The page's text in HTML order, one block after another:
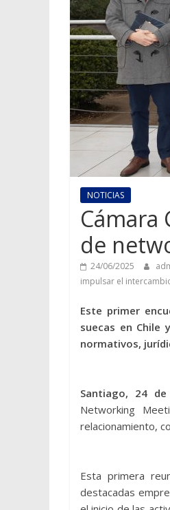
NOTICIAS
Cámara
de
24/06/2025
impulsar el
Este primer
suecas en
normativos,
Santiago, 24
Networking
relacionamiento,
Esta primera
destacadas